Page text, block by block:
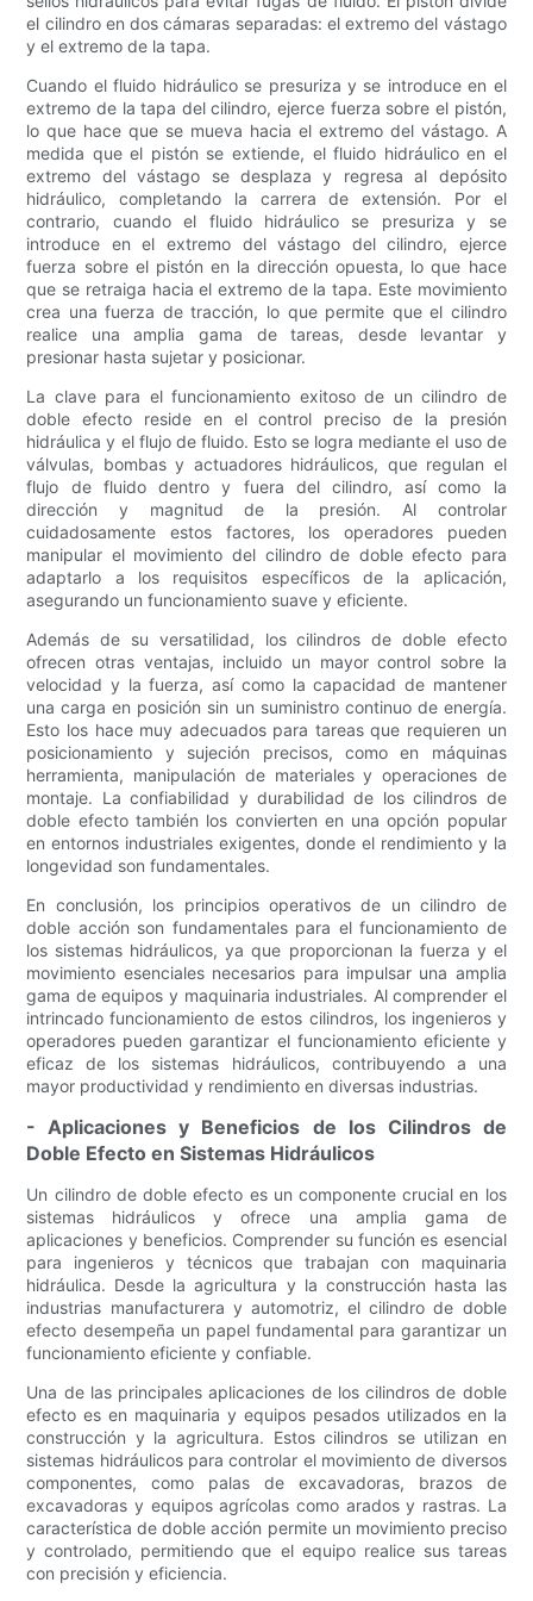
el cilindro en dos cámaras separadas: el extremo del vástago
y el extremo de la tapa.
Cuando el fluido hidráulico se presuriza y se introduce en el
extremo de la tapa del cilindro, ejerce fuerza sobre el pistón,
lo que hace que se mueva hacia el extremo del vástago. A
medida que el pistón se extiende, el fluido hidráulico en el
extremo del vástago se desplaza y regresa al depósito
hidráulico, completando la carrera de extensión. Por el
contrario, cuando el fluido hidráulico se presuriza y se
introduce en el extremo del vástago del cilindro, ejerce
fuerza sobre el pistón en la dirección opuesta, lo que hace
que se retraiga hacia el extremo de la tapa. Este movimiento
crea una fuerza de tracción, lo que permite que el cilindro
realice una amplia gama de tareas, desde levantar y
presionar hasta sujetar y posicionar.
La clave para el funcionamiento exitoso de un cilindro de
doble efecto reside en el control preciso de la presión
hidráulica y el flujo de fluido. Esto se logra mediante el uso de
válvulas, bombas y actuadores hidráulicos, que regulan el
flujo de fluido dentro y fuera del cilindro, así como la
dirección y magnitud de la presión. Al controlar
cuidadosamente estos factores, los operadores pueden
manipular el movimiento del cilindro de doble efecto para
adaptarlo a los requisitos específicos de la aplicación,
asegurando un funcionamiento suave y eficiente.
Además de su versatilidad, los cilindros de doble efecto
ofrecen otras ventajas, incluido un mayor control sobre la
velocidad y la fuerza, así como la capacidad de mantener
una carga en posición sin un suministro continuo de energía.
Esto los hace muy adecuados para tareas que requieren un
posicionamiento y sujeción precisos, como en máquinas
herramienta, manipulación de materiales y operaciones de
montaje. La confiabilidad y durabilidad de los cilindros de
doble efecto también los convierten en una opción popular
en entornos industriales exigentes, donde el rendimiento y la
longevidad son fundamentales.
En conclusión, los principios operativos de un cilindro de
doble acción son fundamentales para el funcionamiento de
los sistemas hidráulicos, ya que proporcionan la fuerza y ​​el
movimiento esenciales necesarios para impulsar una amplia
gama de equipos y maquinaria industriales. Al comprender el
intrincado funcionamiento de estos cilindros, los ingenieros y
operadores pueden garantizar el funcionamiento eficiente y
eficaz de los sistemas hidráulicos, contribuyendo a una
mayor productividad y rendimiento en diversas industrias.
- Aplicaciones y Beneficios de los Cilindros de
Doble Efecto en Sistemas Hidráulicos
Un cilindro de doble efecto es un componente crucial en los
sistemas hidráulicos y ofrece una amplia gama de
aplicaciones y beneficios. Comprender su función es esencial
para ingenieros y técnicos que trabajan con maquinaria
hidráulica. Desde la agricultura y la construcción hasta las
industrias manufacturera y automotriz, el cilindro de doble
efecto desempeña un papel fundamental para garantizar un
funcionamiento eficiente y confiable.
Una de las principales aplicaciones de los cilindros de doble
efecto es en maquinaria y equipos pesados ​​utilizados en la
construcción y la agricultura. Estos cilindros se utilizan en
sistemas hidráulicos para controlar el movimiento de diversos
componentes, como palas de excavadoras, brazos de
excavadoras y equipos agrícolas como arados y rastras. La
característica de doble acción permite un movimiento preciso
y controlado, permitiendo que el equipo realice sus tareas
con precisión y eficiencia.